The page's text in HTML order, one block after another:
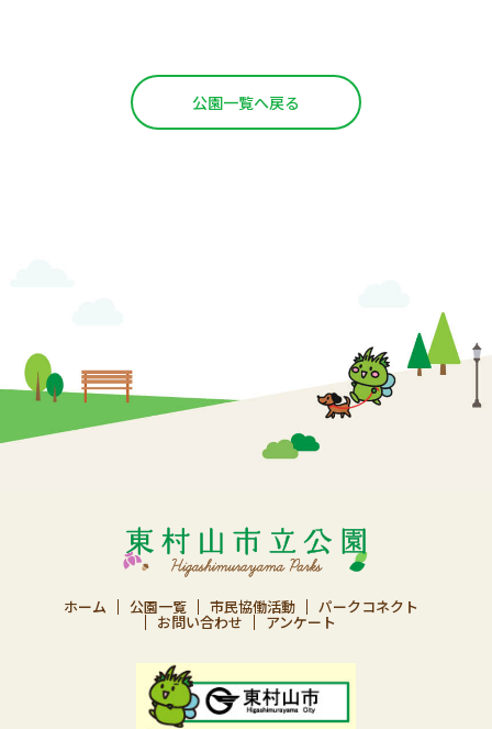
公園一覧へ戻る
ホーム 公園一覧 市民協働活動 パークコネクト
お問い合わせ アンケート